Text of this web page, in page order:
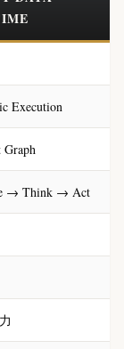
Execution
Graph
→ Think → Act